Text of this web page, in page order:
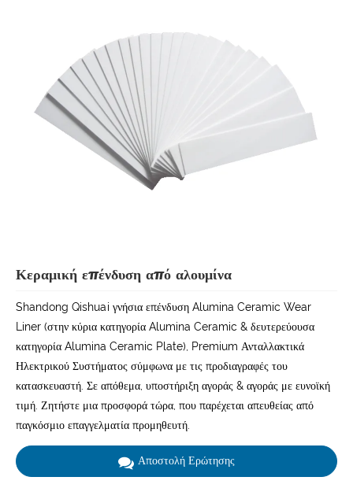
Κεραμική επένδυση από αλουμίνα
Shandong Qishuai γνήσια επένδυση Alumina Ceramic Wear
Liner (στην κύρια κατηγορία Alumina Ceramic & δευτερεύουσα
κατηγορία Alumina Ceramic Plate), Premium Ανταλλακτικά
Ηλεκτρικού Συστήματος σύμφωνα με τις προδιαγραφές του
κατασκευαστή. Σε απόθεμα, υποστήριξη αγοράς & αγοράς με ευνοϊκή
τιμή. Ζητήστε μια προσφορά τώρα, που παρέχεται απευθείας από
παγκόσμιο επαγγελματία προμηθευτή.
Αποστολή Ερώτησης